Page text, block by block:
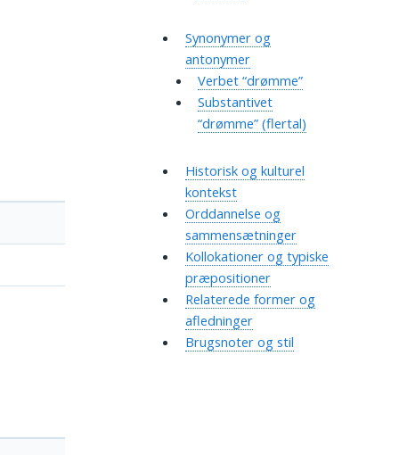
Synonymer og
antonymer
Verbet “drømme”
Substantivet
“drømme” (flertal)
Historisk og kulturel
kontekst
Orddannelse og
sammensætninger
Kollokationer og typiske
præpositioner
Relaterede former og
afledninger
Brugsnoter og stil